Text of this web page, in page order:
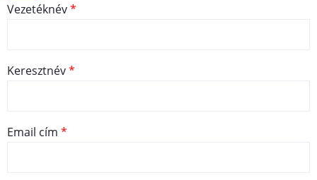
Vezetéknév
Keresztnév
Email cím